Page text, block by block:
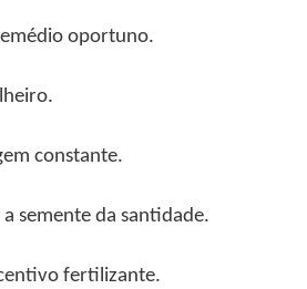
oportuno.
constante.
semente da santidade.
fertilizante.